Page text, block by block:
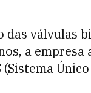
das válvulas
a empresa